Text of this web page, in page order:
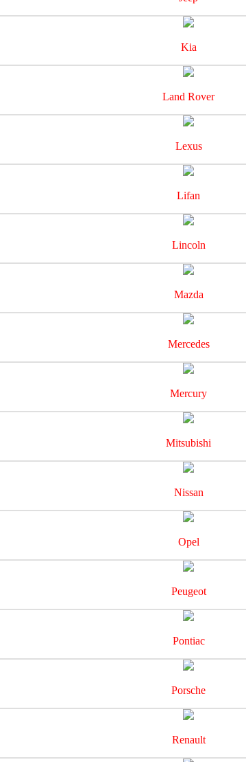
Kia
Land Rover
Lexus
Lifan
Lincoln
Mazda
Mercedes
Mercury
Mitsubishi
Nissan
Opel
Peugeot
Pontiac
Porsche
Renault